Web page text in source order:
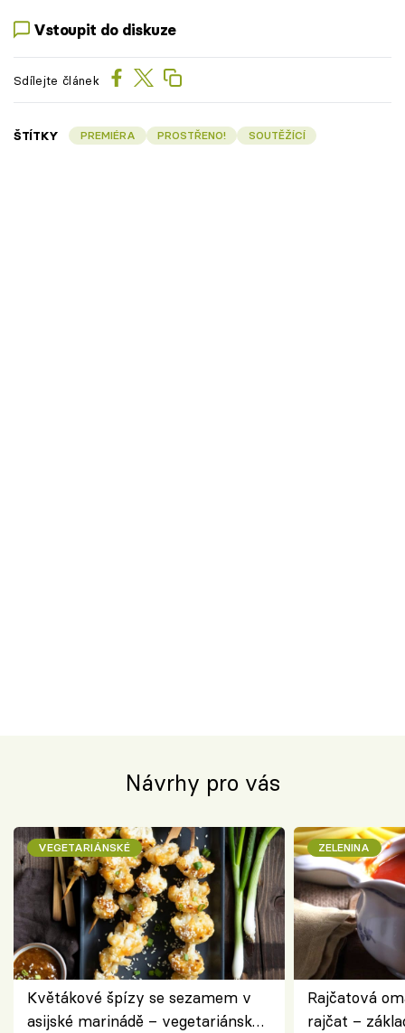
Vstoupit do diskuze
Sdílejte článek
ŠTÍTKY PREMIÉRA PROSTŘENO! SOUTĚŽÍCÍ
Návrhy pro vás
VEGETARIÁNSKÉ
Květákové špízy se sezamem v
asijské marinádě – vegetariánská
ZELENINA
Rajčatová
rajčat –